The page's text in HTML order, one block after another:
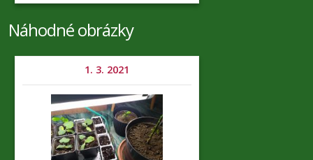
Náhodné obrázky
1. 3. 2021